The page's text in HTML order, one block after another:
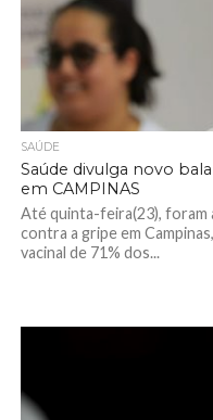
SAÚDE
Saúde divulga novo
em CAMPINAS
Até quinta-feira(23), foram
contra a gripe em
vacinal de 71% dos...